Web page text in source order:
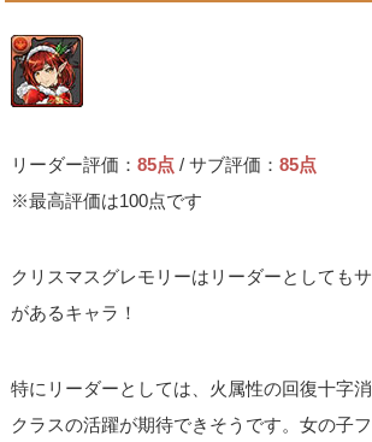
リーダー評価：85点 / サブ評価：85点
※最高評価は100点です
クリスマスグレモリーはリーダーとしても
があるキャラ！
特にリーダーとしては、火属性の回復十字
クラスの活躍が期待できそうです。女の子